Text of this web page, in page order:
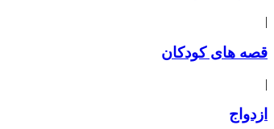
|
قصه های کودکان
|
ازدواج